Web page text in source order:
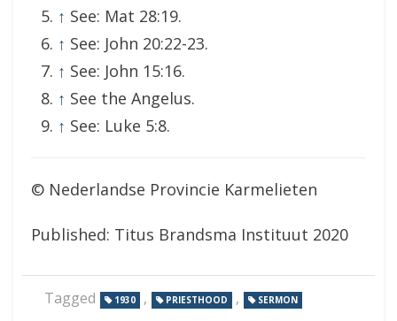
↑ See: Mat 28:19.
↑ See: John 20:22-23.
↑ See: John 15:16.
↑ See the Angelus.
↑ See: Luke 5:8.
© Nederlandse Provincie Karmelieten
Published: Titus Brandsma Instituut 2020
Tagged 1930 , PRIESTHOOD , SERMON